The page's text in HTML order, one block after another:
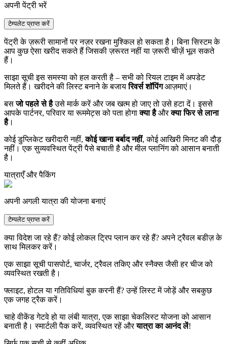
अपनी पेंट्री भरें
टेम्पलेट प्राप्त करें
पेंट्री के ज़रूरी सामानों पर नज़र रखना मुश्किल हो सकता है। बिना सिस्टम के
आप कुछ ऐसा खरीद सकते हैं जिसकी ज़रूरत नहीं या ज़रूरी चीज़ें भूल सकते
हैं।
साझा सूची इस समस्या को हल करती है – सभी को रियल टाइम में अपडेट
मिलते हैं। खरीदने की लिस्ट बनाने के बजायरिवर्स शॉपिंगआज़माएं।
बसजो पहले से हैउसे मार्क करें और जब खत्म हो जाए तो उसे हटा दें। इससे
आपके पार्टनर, परिवार या रूममेट्स को पता होगाक्या हैऔरक्या फिर से लाना
है।
कोई डुप्लिकेट खरीदारी नहीं,कोई खाना बर्बाद नहीं, कोई आखिरी मिनट की दौड़
नहीं। एक सुव्यवस्थित पेंट्री पैसे बचाती है और मील प्लानिंग को आसान बनाती
है।
यात्राएँ और पैकिंग
अपनी अगली यात्रा की योजना बनाएं
टेम्पलेट प्राप्त करें
क्या विदेश जा रहे हैं? कोई लोकल ट्रिप प्लान कर रहे हैं? अपने ट्रैवल बडीज़ के
साथ मिलकर करें।
एक साझा सूची पासपोर्ट, चार्जर, ट्रैवल तकिए और स्नैक्स जैसी हर चीज को
व्यवस्थित रखती है।
फ्लाइट, होटल या गतिविधियां बुक करनी हैं? उन्हें लिस्ट में जोड़ें और सबकुछ
एक जगह ट्रैक करें।
चाहे वीकेंड गेटवे हो या लंबी यात्रा, एक साझा चेकलिस्ट योजना को आसान
बनाती है। स्मार्टली पैक करें, व्यवस्थित रहें औरयात्रा का आनंद लें!